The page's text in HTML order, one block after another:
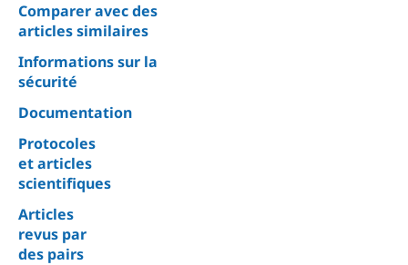
Comparer avec des
articles similaires
Informations sur la
sécurité
Documentation
Protocoles
et articles
scientifiques
Articles
revus par
des pairs